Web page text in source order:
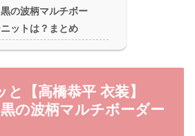
の波柄マルチボー
ットは？まとめ
【高橋恭平 衣装】
の波柄マルチボーダー